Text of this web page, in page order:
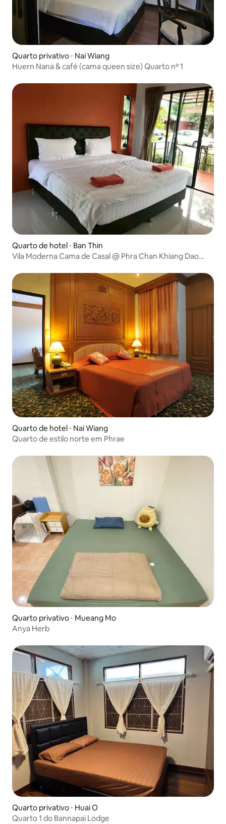
Quarto privativo ⋅ Nai Wiang
Huern Nana & café (cama queen size) Quarto nº 1
Quarto de hotel ⋅ Ban Thin
Vila Moderna Cama de Casal @ Phra Chan Khiang Dao
Quarto de hotel ⋅ Nai Wiang
Quarto de estilo norte em Phrae
Quarto privativo ⋅ Mueang Mo
Anya Herb
Quarto privativo ⋅ Huai O
Quarto 1 do Bannapai Lodge